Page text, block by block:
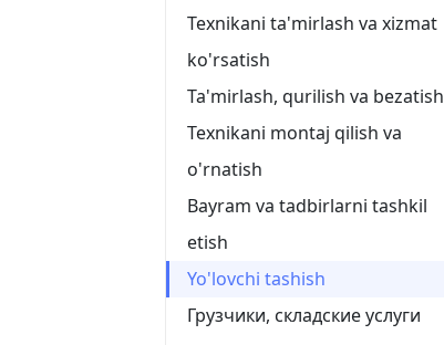
Texnikani ta'mirlash va xizmat
ko'rsatish
Ta'mirlash, qurilish va bezatish
Texnikani montaj qilish va
o'rnatish
Bayram va tadbirlarni tashkil
etish
Yo'lovchi tashish
Грузчики, складские услуги